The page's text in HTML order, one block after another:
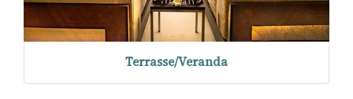
Terrasse/Veranda